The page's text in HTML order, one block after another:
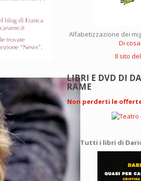
Alfabetizzazione dei
Di
Il sito
LIBRI E DVD DI
RAME
Non perderti le
Tutti i libri di Dario